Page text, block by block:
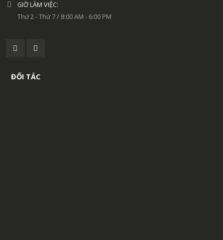
GIỜ LÀM VIỆC:
Thứ 2 - Thứ 7 / 8:00 AM - 6:00 PM
ĐỐI TÁC